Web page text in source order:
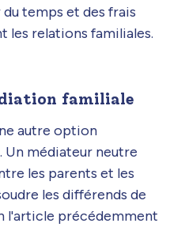
temps et des frais
les relations familiales.
familiale
autre option
Un médiateur neutre
les parents et les
les différends de
l'article précédemment